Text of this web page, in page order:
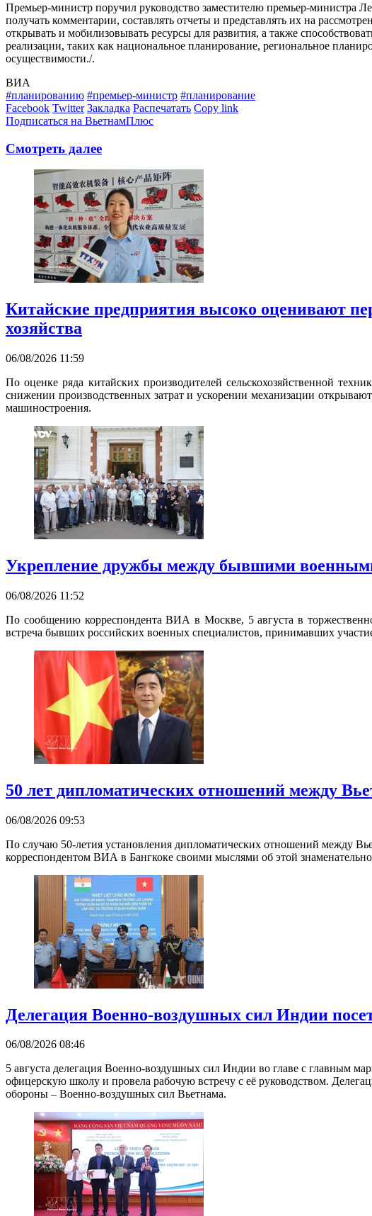
Премьер-министр поручил руководство заместителю премьер-
получать комментарии, составлять отчеты и представлять их на
открывать и мобилизовывать ресурсы для развития, а также
реализации, таких как национальное планирование, региональное
осуществимости./.
ВИА
#планированию #премьер-министр #планирование
Facebook Twitter Закладка Распечатать Copy link
Подписаться на ВьетнамПлюс
Смотреть далее
Китайские предприятия высоко оценивают
хозяйства
06/08/2026 11:59
По оценке ряда китайских производителей сельскохозяйственной
снижении производственных затрат и ускорении механизации
машиностроения.
Укрепление дружбы между бывшими
06/08/2026 11:52
По сообщению корреспондента ВИА в Москве, 5 августа в
встреча бывших российских военных специалистов, принимавших
50 лет дипломатических отношений между
06/08/2026 09:53
По случаю 50-летия установления дипломатических отношений между
корреспондентом ВИА в Бангкоке своими мыслями об этой
Делегация Военно-воздушных сил Индии
06/08/2026 08:46
5 августа делегация Военно-воздушных сил Индии во главе с главным
офицерскую школу и провела рабочую встречу с её руководством.
обороны – Военно-воздушных сил Вьетнама.